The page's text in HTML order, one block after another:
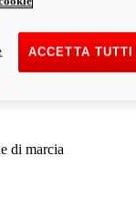
€ i
di marcia
ACCETTA